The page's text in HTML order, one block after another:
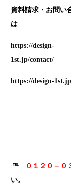
資料請求・お問い
https://design-
1st.jp/contact/
https://design-
℡ ０１２０－０
い。